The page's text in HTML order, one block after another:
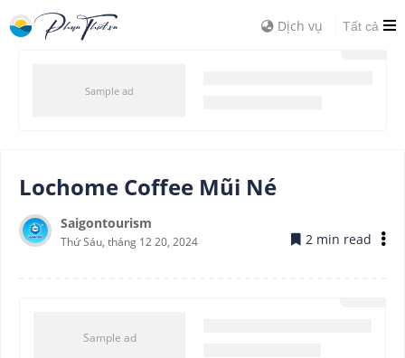
Dịch vụ Tất cả
Lochome Coffee Mũi Né
Saigontourism
Thứ Sáu, tháng 12 20, 2024 2 min read